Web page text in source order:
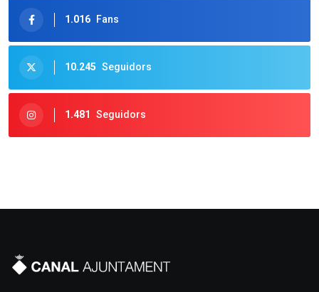
1.016 Fans
10.245 Seguidors
1.481 Seguidors